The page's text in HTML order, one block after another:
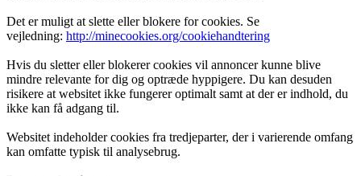
Det er muligt at slette eller blokere for cookies. Se
vejledning: http://minecookies.org/cookiehandtering
Hvis du sletter eller blokerer cookies vil annoncer kunne blive
mindre relevante for dig og optræde hyppigere. Du kan desuden
risikere at websitet ikke fungerer optimalt samt at der er indhold, du
ikke kan få adgang til.
Websitet indeholder cookies fra tredjeparter, der i varierende omfang
kan omfatte typisk til analysebrug.